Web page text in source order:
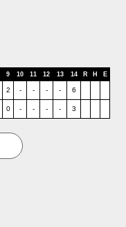
9 10 11 12 13 14 R H E
2 - - - - 6
0 - - - - 3